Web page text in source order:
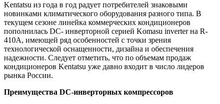
Kentatsu из года в год радует потребителей знаковыми
новинками климатического оборудования разного типа. В
текущем сезоне линейка коммерческих кондиционеров
пополнилась DC- инверторной серией Komasu inverter на R-
410A, имеющей ряд особенностей с точки зрения
технологической оснащенности, дизайна и обеспечения
надежности. Следует отметить, что по объемам продаж
кондиционеров Kentatsu уже давно входит в число лидеров
рынка России.
Преимущества DC-инверторных компрессоров